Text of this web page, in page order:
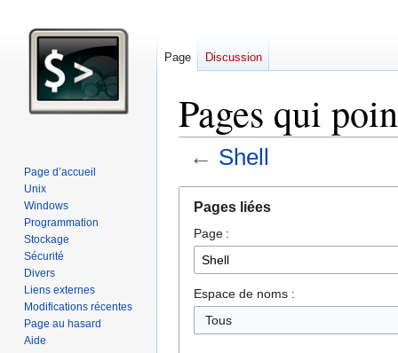
Pages qui
← Shell
navigation
recherche
Pages liées
Page :
Espace de noms :
Tous
Page Discussion
Page d’accueil
Unix
Windows
Programmation
Stockage
Sécurité
Divers
Liens externes
Modifications récentes
Page au hasard
Aide